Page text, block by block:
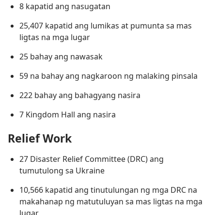
8 kapatid ang nasugatan
25,407 kapatid ang lumikas at pumunta sa mas
ligtas na mga lugar
25 bahay ang nawasak
59 na bahay ang nagkaroon ng malaking pinsala
222 bahay ang bahagyang nasira
7 Kingdom Hall ang nasira
Relief Work
27 Disaster Relief Committee (DRC) ang
tumutulong sa Ukraine
10,566 kapatid ang tinutulungan ng mga DRC na
makahanap ng matutuluyan sa mas ligtas na mga